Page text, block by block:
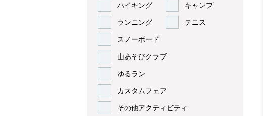
ハイキング キャンプ
ランニング テニス
スノーボード
山あそびクラブ
ゆるラン
カスタムフェア
その他アクティビティ